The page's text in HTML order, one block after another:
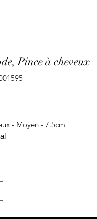
Pince à cheveux
- Moyen - 7.5cm